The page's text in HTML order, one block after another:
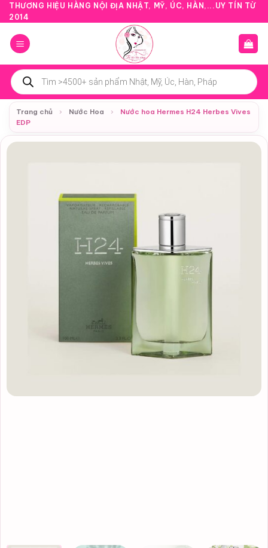
Bỏ
qua
nội
dung
THƯƠNG HIỆU HÀNG NỘI ĐỊA NHẬT, MỸ, ÚC, HÀN,...UY TÍN TỪ
2014
Tìm
kiếm
sản
phẩm
Trang chủ
› Nước Hoa ›
Nước hoa Hermes H24 Herbes Vives
EDP